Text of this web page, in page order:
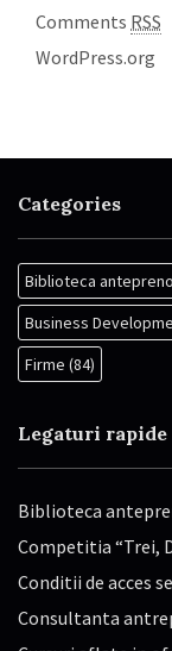
Comments RSS
WordPress.org
Categories
Biblioteca
Business
Firme (84)
Legaturi rapide
Biblioteca
Competitia “Trei,
Conditii de acces
Consultanta